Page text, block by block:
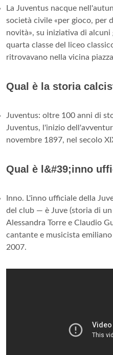
La Juventus nacque
società civile «per gioco, per
novità», su iniziativa di
quarta classe del liceo
ritrovavano nella vicina
Qual è la storia
Juventus: oltre 100 anni di
Juventus, l'inizio
novembre 1897, nel secolo
Qual è l&#39;inno
Inno. L'inno ufficiale della
del club — è Juve (storia di
Alessandra Torre e Claudio
cantante e musicista
2007.